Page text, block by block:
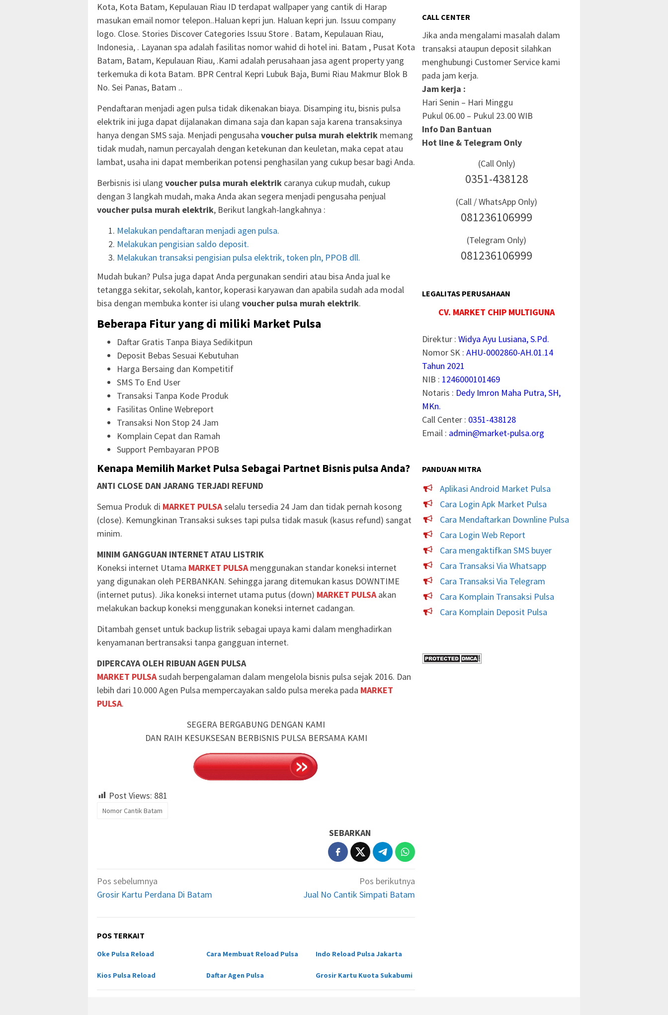
Kota, Kota Batam, Kepulauan Riau ID terdapat wallpaper yang cantik di Harap
masukan email nomor telepon..Haluan kepri jun. Haluan kepri jun. Issuu company
logo. Close. Stories Discover Categories Issuu Store . Batam, Kepulauan Riau,
Indonesia, . Layanan spa adalah fasilitas nomor wahid di hotel ini. Batam , Pusat Kota
Batam, Batam, Kepulauan Riau, .Kami adalah perusahaan jasa agent property yang
terkemuka di kota Batam. BPR Central Kepri Lubuk Baja, Bumi Riau Makmur Blok B
No. Sei Panas, Batam ..
Pendaftaran menjadi agen pulsa tidak dikenakan biaya. Disamping itu, bisnis pulsa
elektrik ini juga dapat dijalanakan dimana saja dan kapan saja karena transaksinya
hanya dengan SMS saja. Menjadi pengusaha voucher pulsa murah elektrik memang
tidak mudah, namun percayalah dengan ketekunan dan keuletan, maka cepat atau
lambat, usaha ini dapat memberikan potensi penghasilan yang cukup besar bagi Anda.
Berbisnis isi ulang voucher pulsa murah elektrik caranya cukup mudah, cukup
dengan 3 langkah mudah, maka Anda akan segera menjadi pengusaha penjual
voucher pulsa murah elektrik, Berikut langkah-langkahnya :
Melakukan pendaftaran menjadi agen pulsa.
Melakukan pengisian saldo deposit.
Melakukan transaksi pengisian pulsa elektrik, token pln, PPOB dll.
Mudah bukan? Pulsa juga dapat Anda pergunakan sendiri atau bisa Anda jual ke
tetangga sekitar, sekolah, kantor, koperasi karyawan dan apabila sudah ada modal
bisa dengan membuka konter isi ulang voucher pulsa murah elektrik.
Beberapa Fitur yang di miliki Market Pulsa
Daftar Gratis Tanpa Biaya Sedikitpun
Deposit Bebas Sesuai Kebutuhan
Harga Bersaing dan Kompetitif
SMS To End User
Transaksi Tanpa Kode Produk
Fasilitas Online Webreport
Transaksi Non Stop 24 Jam
Komplain Cepat dan Ramah
Support Pembayaran PPOB
Kenapa Memilih Market Pulsa Sebagai Partnet Bisnis pulsa Anda?
ANTI CLOSE DAN JARANG TERJADI REFUND
Semua Produk di MARKET PULSAselalu tersedia 24 Jam dan tidak pernah kosong
(close). Kemungkinan Transaksi sukses tapi pulsa tidak masuk (kasus refund) sangat
minim.
MINIM GANGGUAN INTERNET ATAU LISTRIK
Koneksi internet Utama MARKET PULSAmenggunakan standar koneksi internet
yang digunakan oleh PERBANKAN. Sehingga jarang ditemukan kasus DOWNTIME
(internet putus). Jika koneksi internet utama putus (down) MARKET PULSAakan
melakukan backup koneksi menggunakan koneksi internet cadangan.
Ditambah genset untuk backup listrik sebagai upaya kami dalam menghadirkan
kenyamanan bertransaksi tanpa gangguan internet.
DIPERCAYA OLEH RIBUAN AGEN PULSA
MARKET PULSAsudah berpengalaman dalam mengelola bisnis pulsa sejak 2016. Dan
lebih dari 10.000 Agen Pulsa mempercayakan saldo pulsa mereka pada MARKET
PULSA.
SEGERA BERGABUNG DENGAN KAMI
DAN RAIH KESUKSESAN BERBISNIS PULSA BERSAMA KAMI
Post Views: 881
Nomor Cantik Batam
SEBARKAN
Navigasi
pos
Pos sebelumnya
Grosir Kartu Perdana Di Batam
Pos berikutnya
Jual No Cantik Simpati Batam
POS TERKAIT
Oke Pulsa Reload Cara Membuat Reload Pulsa Indo Reload Pulsa Jakarta
Kios Pulsa Reload Daftar Agen Pulsa Grosir Kartu Kuota Sukabumi
CALL CENTER
Jika anda mengalami masalah dalam
transaksi ataupun deposit silahkan
menghubungi Customer Service kami
pada jam kerja.
Jam kerja :
Hari Senin – Hari Minggu
Pukul 06.00 – Pukul 23.00 WIB
Info Dan Bantuan
Hot line & Telegram Only
(Call Only)
0351-438128
(Call / WhatsApp Only)
081236106999
(Telegram Only)
081236106999
LEGALITAS PERUSAHAAN
CV. MARKET CHIP MULTIGUNA
Direktur :Widya Ayu Lusiana, S.Pd.
Nomor SK :AHU-0002860-AH.01.14
Tahun 2021
NIB : 1246000101469
Notaris : Dedy Imron Maha Putra, SH,
MKn.
Call Center : 0351-438128
Email : admin@market-pulsa.org
PANDUAN MITRA
Aplikasi Android Market Pulsa
Cara Login Apk Market Pulsa
Cara Mendaftarkan Downline Pulsa
Cara Login Web Report
Cara mengaktifkan SMS buyer
Cara Transaksi Via Whatsapp
Cara Transaksi Via Telegram
Cara Komplain Transaksi Pulsa
Cara Komplain Deposit Pulsa